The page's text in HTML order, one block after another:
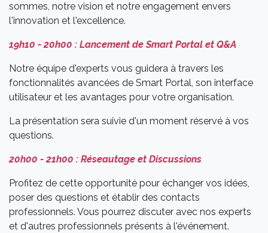
sommes, notre vision et notre engagement envers
l'innovation et l'excellence.
19h10 - 20h00 : Lancement de Smart Portal et Q&A
Notre équipe d'experts vous guidera à travers les
fonctionnalités avancées de Smart Portal, son interface
utilisateur et les avantages pour votre organisation.
La présentation sera suivie d'un moment réservé à vos
questions.
20h00 - 21h00 : Réseautage et Discussions
Profitez de cette opportunité pour échanger vos idées,
poser des questions et établir des contacts
professionnels. Vous pourrez discuter avec nos experts
et d'autres professionnels présents à l'événement.